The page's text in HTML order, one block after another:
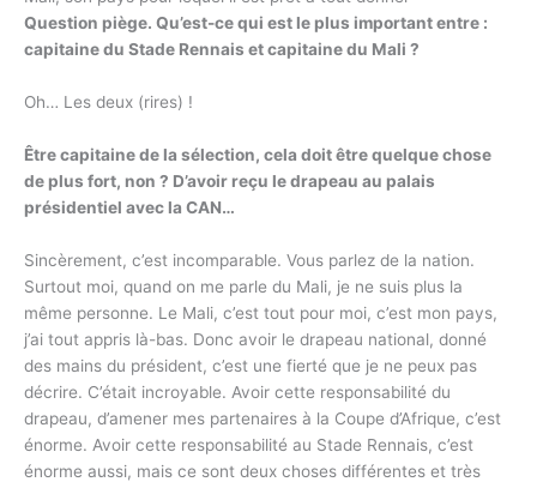
Question piège. Qu’est-ce qui est le plus important entre :
capitaine du Stade Rennais et capitaine du Mali ?
Oh… Les deux (rires) !
Être capitaine de la sélection, cela doit être quelque chose
de plus fort, non ? D’avoir reçu le drapeau au palais
présidentiel avec la CAN…
Sincèrement, c’est incomparable. Vous parlez de la nation.
Surtout moi, quand on me parle du Mali, je ne suis plus la
même personne. Le Mali, c’est tout pour moi, c’est mon pays,
j’ai tout appris là-bas. Donc avoir le drapeau national, donné
des mains du président, c’est une fierté que je ne peux pas
décrire. C’était incroyable. Avoir cette responsabilité du
drapeau, d’amener mes partenaires à la Coupe d’Afrique, c’est
énorme. Avoir cette responsabilité au Stade Rennais, c’est
énorme aussi, mais ce sont deux choses différentes et très